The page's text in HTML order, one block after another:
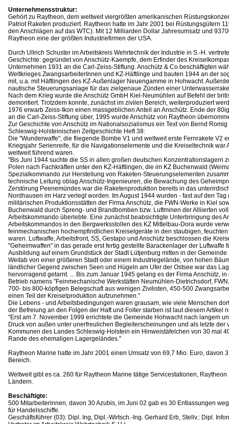
Unternehmensstruktur:
Gehört zu Raytheon, dem weltweit viergrößten amerikanischen
Patriot Raketen produziert. Raytheon hatte im Jahr 2001 bei Rüstungsgütern
den Anschlägen auf das WTC). Mit 12 Milliarden Dollar Jahresumsatz und
Raytheon eine der größten Industriefirmen der USA.
Durch Ullrich Schuster im Arbeitskreis Wehrtechnik der Industrie in S.-H.
Geschichte: gegründet von Anschütz-Kaempfe, dem Erfinder des
Unternehmen 1931 an die Carl-Zeiss-Stiftung. Anschütz & Co beschäftigten
Weltkrieges ZwangsarbeiterInnen und KZ-Häftlinge und bauten 1944 an der
mit, u.a. mit Häftlingen des KZ-Außenlager Neuengamme in Hohwacht.
nautische Steuerungsanlage für das zielgenaue Zünden einer
Nach dem Krieg wurde die Anschütz GmbH Kiel-Neumühlen auf Befehl der
demontiert. Trotzdem konnte, zunächst im zivilen Bereich, weiterproduziert
1976 erwarb Zeiss-Ikon einen massgeblichen Anteil an Anschütz. Ende der
an die Carl-Zeiss-Stiftung über, 1995 wurde Anschütz von Raytheon
Zur Geschichte von Anschütz im Nationalsozialismus ein Text von Bernd
Schleswig-Holsteinischen Zeitgeschichte Heft 38:
Die "Wunderwaffe", die fliegende Bombe V1 und weltweit erste Fernrakete V2
Kriegsjahr Serienreife, für die Navigationselemente und die Kreiseltechnik war
weltweit führend waren.
"Bis Juni 1944 suchte die SS in allen großen deutschen Konzentrationslagern
Polen nach Fachkräften unter den KZ-Häftlingen, die im KZ Buchenwald
Spezialkommando zur Herstellung von Raketen-Steuerungselementen
technische Leitung oblag Anschütz-Ingenieuren, die Bewachung des
Zerstörung Peenemündes war die Raketenproduktion bereits in das
Nordhausen im Harz verlegt worden. Im August 1944 wurden - fast auf den
militärischen Produktionsstätten der Firma Anschütz, die FWN-Werke in Kiel
Buchenwald durch Spreng- und Brandbomben bzw. Luftminen der Alliierten
Arbeitskommando überlebte. Eine zunächst beabsichtigte Unterbringung des
Arbeitskommandos in den Bergwerksstollen des KZ Mittelbau-Dora wurde
feinmechanischen hochempfindlichen Kreiselgeräte in den staubigen,
waren. Luftwaffe, Arbeitsfront, SS, Gestapo und Anschütz beschlossen die
"Geheimwaffen" in das gerade erst fertig gestellte Barackenlager der Luftwaffe
Ausbildung auf einem Grundstück der Stadt Lütjenburg mitten in der
Weitab von einer größeren Stadt oder einem Industriegelände, von hohen
ländlicher Gegend zwischen Seen und Hügeln am Ufer der Ostsee war das
hervorragend getarnt. ... Bis zum Januar 1945 gelang es der Firma Anschütz,
Betrieb namens "Feinmechanische Werkstätten Neumühlen-Dietrichsdorf,
700- bis 800-köpfigen Belegschaft aus wenigen Zivilisten, 450-500
einen Teil der Kreiselproduktion aufzunehmen."
Die Lebens - und Arbeitsbedingungen waren grausam, wie viele Menschen
der Befreiung an den Folgen der Haft und Folter starben ist laut diesem Artikel
"Erst am 7. November 1999 errichtete die Gemeinde Hohwacht nach langem
Druck von außen unter unerfreulichen Begleiterscheinungen und als letzte der
Kommunen des Landes Schleswig-Holstein ein Hinweistäfelchen von 30 mal
Rande des ehemaligen Lagergeländes."
Raytheon Marine hatte im Jahr 2001 einen Umsatz von 69,7 Mio. Euro, davon
Bereich.
Weltweit gibt es ca. 260 für Raytheon Marine tätige Servicestationen,
Ländern.
Beschäftigte:
500 Mitarbeiterinnen, davon 30 Azubis, im Juni 02 gab es 30 Entlassungen
für Handelsschiffe.
Geschäftsführer (03): Dipl. Ing, Dipl.-Wirtsch.-Ing. Gerhard Erb, Stellv.: Dipl.